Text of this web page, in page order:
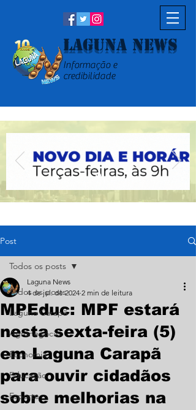
Laguna News
Informação e
credibilidade
Post
Todos os posts
Laguna Carapã
Agronegócio
Economia
Educação
Esporte
Todos os posts
MPEduc: MPF estará
nesta sexta-feira (5)
em Laguna Carapã
para ouvir cidadãos
sobre melhorias na
Laguna News
4 de jul. de 2024 2 min de leitura